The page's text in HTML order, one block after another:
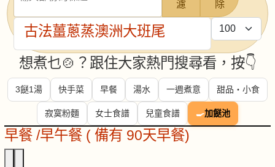
濾
除
每頁顯示條數
古法薑蔥蒸澳洲大班尾
想煮乜🍲？跟住大家熱門搜尋看，按👇
3餸1湯 快手菜 早餐 湯水 一週煮意 甜品・小食
寂寞粉麵 女士食譜 兒童食譜 🍳加餸池
早餐 /早午餐 ( 備有 90天早餐)